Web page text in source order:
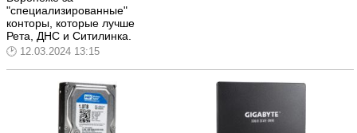
"специализированные"
конторы, которые лучше
Рета, ДНС и Ситилинка.
12.03.2024 13:15